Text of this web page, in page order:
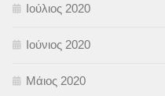
Ιούλιος 2020
Ιούνιος 2020
Μάιος 2020